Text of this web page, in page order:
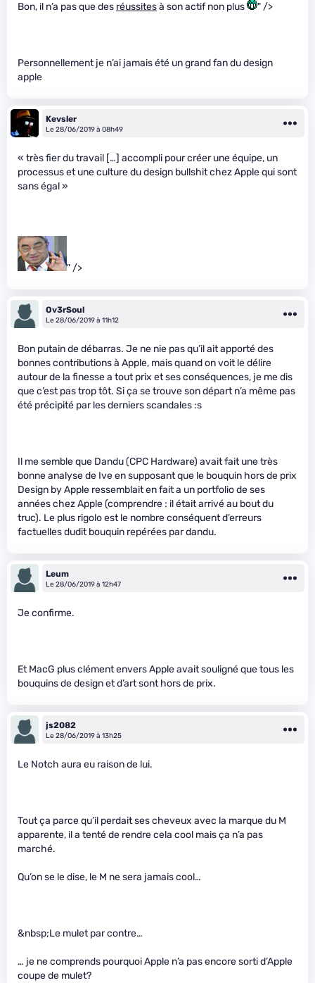
Bon, il n’a pas que des réussitesà son actif non plus " />
Personnellement je n’ai jamais été un grand fan du design
apple
Kevsler
Le 28/06/2019 à 08h49
« très fier du travail […] accompli pour créer une équipe, un
processus et une culture du design bullshit chez Apple qui sont
sans égal »
" />
Ov3rSoul
Le 28/06/2019 à 11h12
Bon putain de débarras. Je ne nie pas qu’il ait apporté des
bonnes contributions à Apple, mais quand on voit le délire
autour de la finesse a tout prix et ses conséquences, je me dis
que c’est pas trop tôt. Si ça se trouve son départ n’a même pas
été précipité par les derniers scandales :s
Il me semble que Dandu (CPC Hardware) avait fait une très
bonne analyse de Ive en supposant que le bouquin hors de prix
Design by Apple ressemblait en fait a un portfolio de ses
années chez Apple (comprendre : il était arrivé au bout du
truc). Le plus rigolo est le nombre conséquent d’erreurs
factuelles dudit bouquin repérées par dandu.
Leum
Le 28/06/2019 à 12h47
Je confirme.
Et MacG plus clément envers Apple avait souligné que tous les
bouquins de design et d’art sont hors de prix.
js2082
Le 28/06/2019 à 13h25
Le Notch aura eu raison de lui.
Tout ça parce qu’il perdait ses cheveux avec la marque du M
apparente, il a tenté de rendre cela cool mais ça n’a pas
marché.
Qu’on se le dise, le M ne sera jamais cool…
&nbsp;Le mulet par contre…
… je ne comprends pourquoi Apple n’a pas encore sorti d’Apple
coupe de mulet?